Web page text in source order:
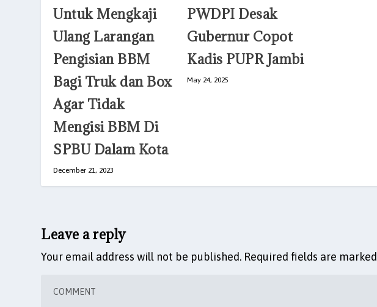
Untuk Mengkaji
Ulang Larangan
Pengisian BBM
Bagi Truk dan Box
Agar Tidak
Mengisi BBM Di
SPBU Dalam Kota
December 21, 2023
PWDPI Desak
Gubernur Copot
Kadis PUPR Jambi
May 24, 2025
Leave a reply
Your email address will not be published. Required fields are marked